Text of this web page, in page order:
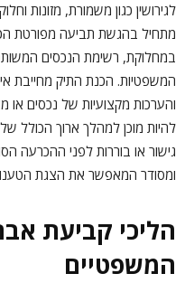
לגירושין כגון משמורת, מזונות
מתחיל בהגשת תביעה מפורטת
במחלוקת, רשימת הנכסים
המשפטיות. הכנת התיק מחייבת
והערכות מקצועיות של נכסים או
להיות מוכן למהלך ארוך הכולל
גישור או בוררות לפני ההכרעה
ומסודר המאפשר את הצגת
הליכי קביעת
המשפטיים